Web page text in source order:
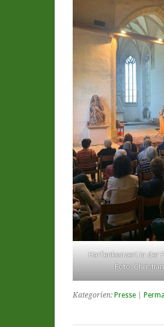
Harfenkonzert in der
Foto:
Kategorien: Presse